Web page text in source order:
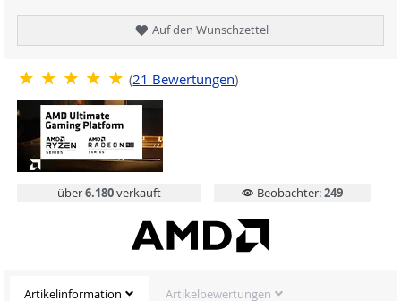
Auf den Wunschzettel
(21 Bewertungen)
über6.180verkauft Beobachter:249
Artikelinformation Artikelbewertungen